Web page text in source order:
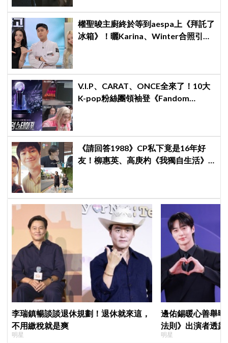
權聖晙主廚終於等到aespa上《拜託了
冰箱》！曬Karina、Winter合照引爆
V.I.P、CARAT、ONCE全來了！10大
K-pop粉絲團領袖登《Fandom
《請回答1988》CP私下竟是16年好
友！柳惠英、高庚杓《我獨自生活》
李瑞鎮暢談談退休規劃！退休就來這，
不用繳稅就是爽
明星
邊佑錫暖心善舉
法則》出演者透
患者順利完成治療
明星